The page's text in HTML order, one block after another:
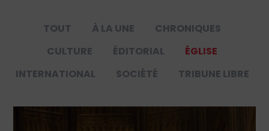
TOUT À LA UNE
CHRONIQUES
CULTURE
ÉDITORIAL
ÉGLISE
INTERNATIONAL
SOCIÉTÉ TRIBUNE LIBRE